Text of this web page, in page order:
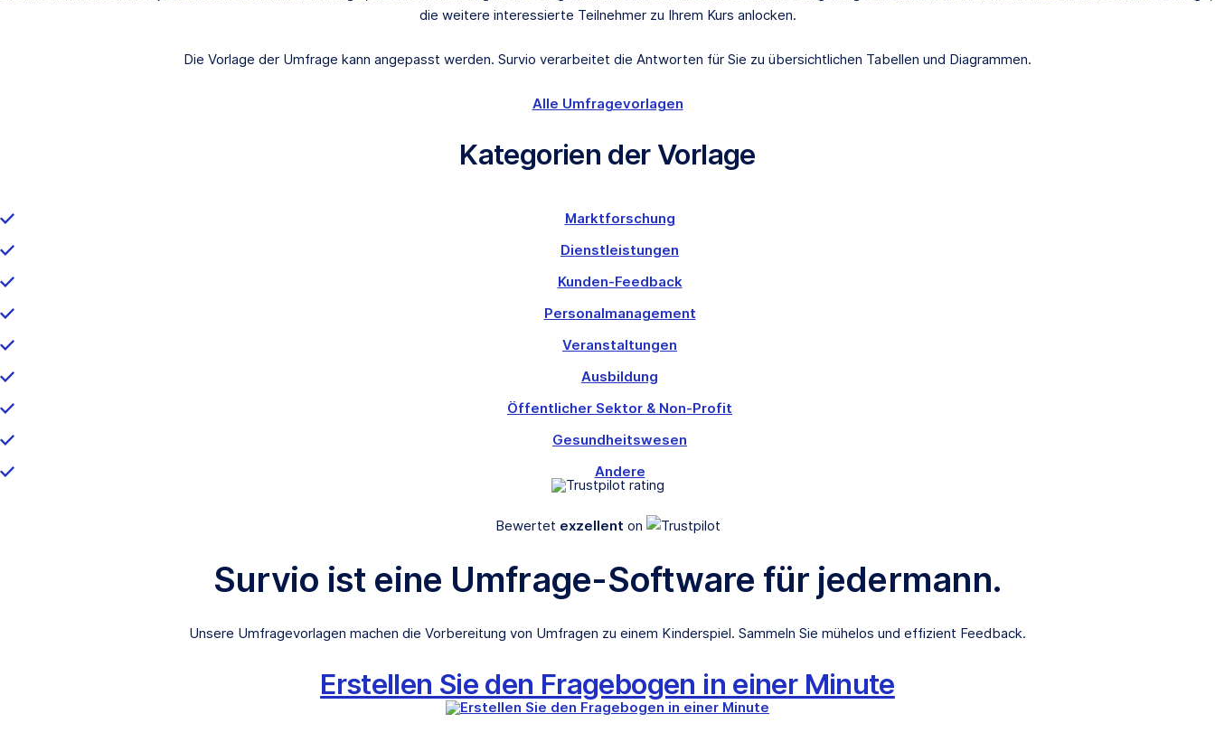
die weitere interessierte Teilnehmer zu Ihrem Kurs anlocken.
Die Vorlage der Umfrage kann angepasst werden. Survio verarbeitet die Antworten für Sie zu übersichtlichen Tabellen und Diagrammen.
Alle Umfragevorlagen
Kategorien der Vorlage
Marktforschung
Dienstleistungen
Kunden-Feedback
Personalmanagement
Veranstaltungen
Ausbildung
Öffentlicher Sektor & Non-Profit
Gesundheitswesen
Andere
Bewertet exzellent on
Survio ist eine Umfrage-Software für jedermann.
Unsere Umfragevorlagen machen die Vorbereitung von Umfragen zu einem Kinderspiel. Sammeln Sie mühelos und effizient Feedback.
Erstellen Sie den Fragebogen in einer Minute